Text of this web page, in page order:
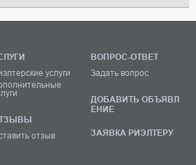
услуги
отзыв
ВОПРОС-ОТВЕТ
Задать вопрос
ДОБАВИТЬ ОБЪЯВЛ
ЕНИЕ
ЗАЯВКА РИЭЛТЕРУ